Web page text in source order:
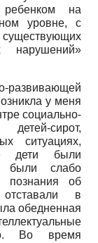
ребенком на
уровне, с
нарушений»
у меня
социально­
сирот,
ситуациях,
дети были
были слабо
познания об
в
обедненная
Во время